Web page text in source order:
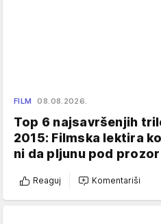
FILM 08.08.2026.
Top 6 najsavršenjih
2015: Filmska lektira
ni da pljunu pod prozor
Reaguj Komentariši